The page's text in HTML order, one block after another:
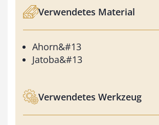
Verwendetes Material
Ahorn&#13
Jatoba&#13
Verwendetes Werkzeug